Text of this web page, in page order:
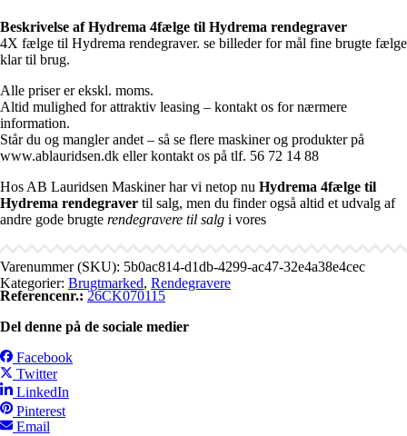
Beskrivelse af Hydrema 4fælge til Hydrema rendegraver
4X fælge til Hydrema rendegraver. se billeder for mål fine brugte fælge
klar til brug.
Alle priser er ekskl. moms.
Altid mulighed for attraktiv leasing – kontakt os for nærmere
information.
Står du og mangler andet – så se flere maskiner og produkter på
www.ablauridsen.dk eller kontakt os på tlf. 56 72 14 88
Hos AB Lauridsen Maskiner har vi netop nu Hydrema 4fælge til
Hydrema rendegraver til salg, men du finder også altid et udvalg af
andre gode brugte rendegravere til salg i vores
Varenummer (SKU): 5b0ac814-d1db-4299-ac47-32e4a38e4cec
Kategorier: Brugtmarked, Rendegravere
Referencenr.: 26CK070115
Del denne på de sociale medier
Facebook
Twitter
LinkedIn
Pinterest
Email